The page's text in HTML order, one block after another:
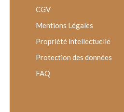
CGV
Mentions Légales
Propriété intellectuelle
Protection des données
FAQ